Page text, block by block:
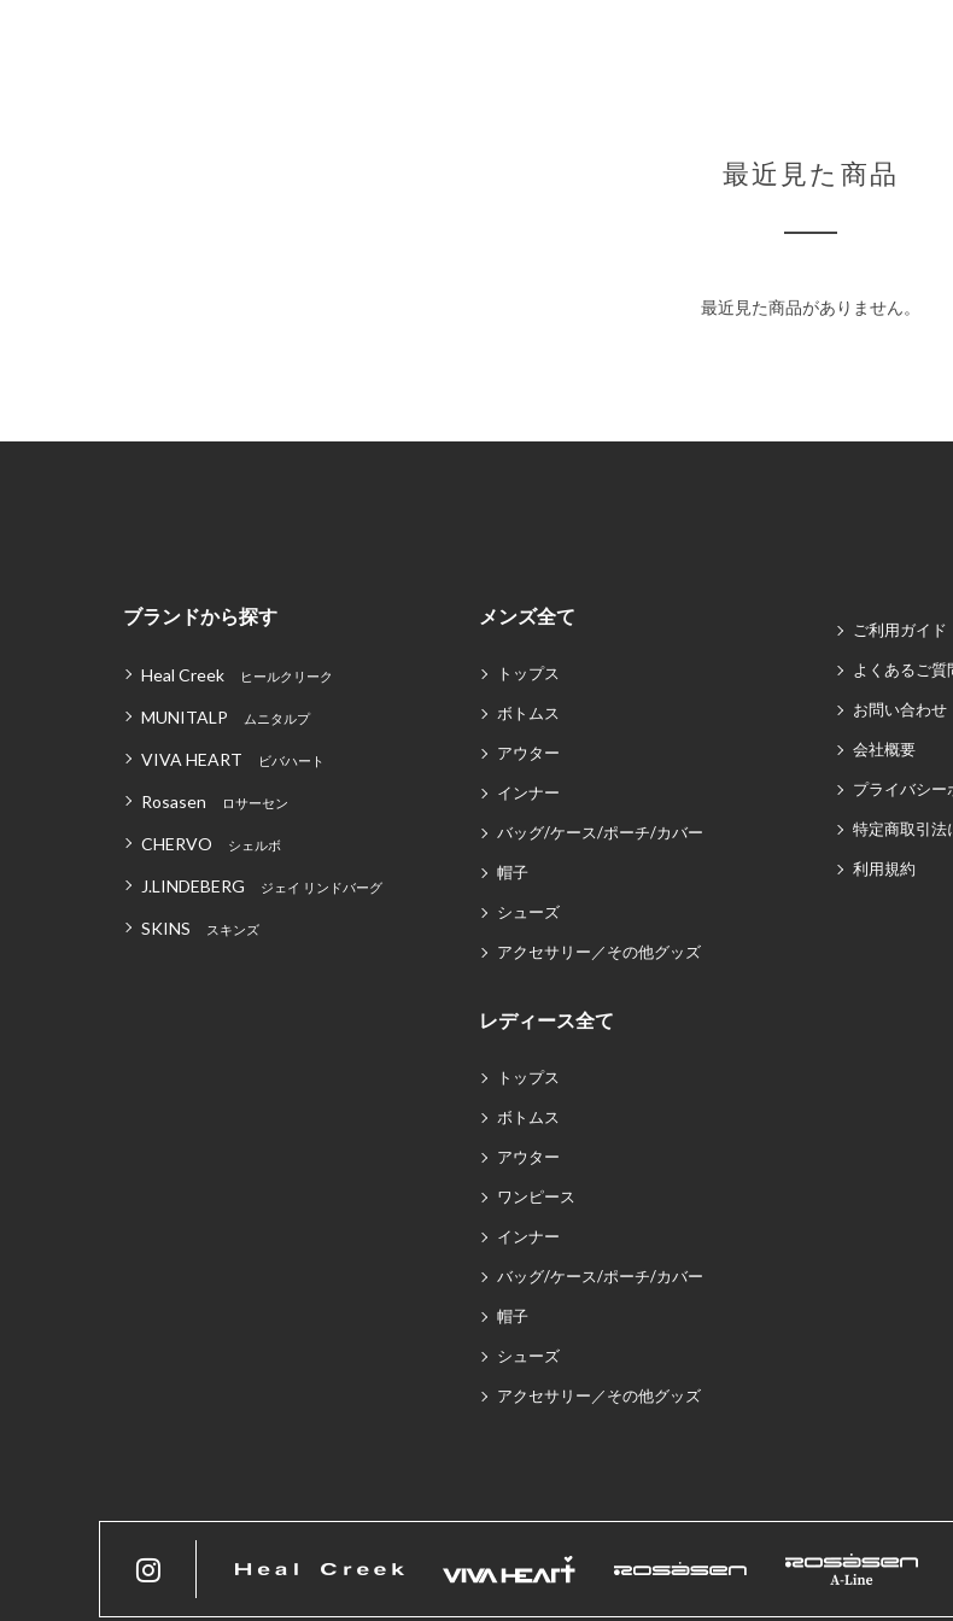
最近見た商品
最近見た商品がありません。
ブランドから探す
Heal Creek ヒールクリーク
MUNITALP ムニタルプ
VIVA HEART ビバハート
Rosasen ロサーセン
CHERVO シェルボ
J.LINDEBERG ジェイ リンドバーグ
SKINS スキンズ
メンズ全て
トップス
ボトムス
アウター
インナー
バッグ/ケース/ポーチ/カバー
帽子
シューズ
アクセサリー／その他グッズ
レディース全て
トップス
ボトムス
アウター
ワンピース
インナー
バッグ/ケース/ポーチ/カバー
帽子
シューズ
アクセサリー／その他グッズ
ご利用ガイド
よくあるご質
お問い合わせ
会社概要
プライバシー
特定商取引法
利用規約